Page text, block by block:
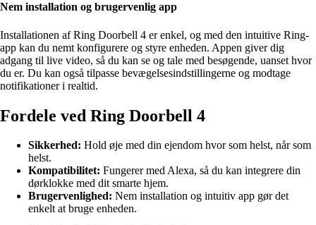
Nem installation og brugervenlig app
Installationen af Ring Doorbell 4 er enkel, og med den intuitive Ring-
app kan du nemt konfigurere og styre enheden. Appen giver dig
adgang til live video, så du kan se og tale med besøgende, uanset hvor
du er. Du kan også tilpasse bevægelsesindstillingerne og modtage
notifikationer i realtid.
Fordele ved Ring Doorbell 4
Sikkerhed: Hold øje med din ejendom hvor som helst, når som
helst.
Kompatibilitet: Fungerer med Alexa, så du kan integrere din
dørklokke med dit smarte hjem.
Brugervenlighed: Nem installation og intuitiv app gør det
enkelt at bruge enheden.